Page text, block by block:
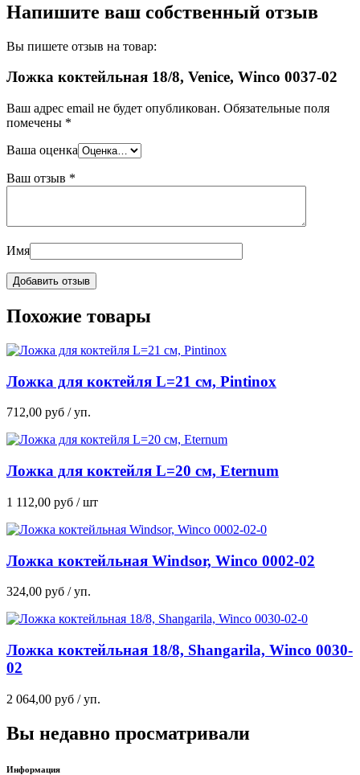
Напишите ваш собственный отзыв
Вы пишете отзыв на товар:
Ложка коктейльная 18/8, Venice, Winco 0037-02
Ваш адрес email не будет опубликован. Обязательные поля
помечены *
Ваша оценка
Ваш отзыв *
Имя
Похожие товары
Ложка для коктейля L=21 см, Pintinox
712,00 руб / уп.
Ложка для коктейля L=20 см, Eternum
1 112,00 руб / шт
Ложка коктейльная Windsor, Winco 0002-02
324,00 руб / уп.
Ложка коктейльная 18/8, Shangarila, Winco 0030-
02
2 064,00 руб / уп.
Вы недавно просматривали
Информация